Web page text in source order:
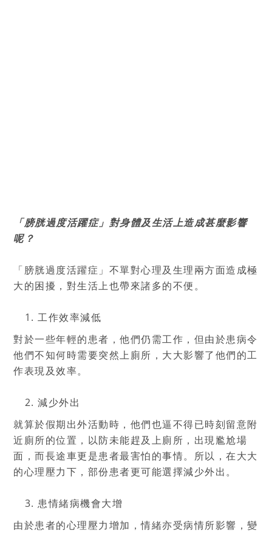
「膀胱過度活躍症」對身體及生活上造成甚麼影響
呢？
「膀胱過度活躍症」不單對心理及生理兩方面造成極
大的困擾，對生活上也帶來諸多的不便。
工作效率減低
對於一些年輕的患者，他們仍需工作，但由於患病令
他們不知何時需要突然上廁所，大大影響了他們的工
作表現及效率。
減少外出
就算於假期出外活動時，他們也逼不得已時刻留意附
近廁所的位置，以防未能趕及上廁所，出現尷尬場
面，而長途車更是患者最害怕的事情。所以，在大大
的心理壓力下，部份患者更可能選擇減少外出。
患情緒病機會大增
由於患者的心理壓力增加，情緒亦受病情所影響，變